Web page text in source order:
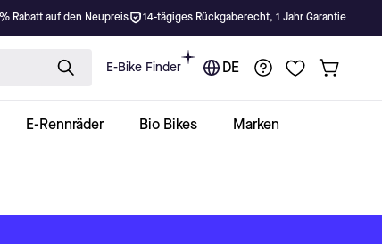
Rabatt auf den Neupreis 14-tägiges Rückgaberecht, 1 Jahr Garantie
E-Bike Finder DE
E-Rennräder Bio Bikes Marken